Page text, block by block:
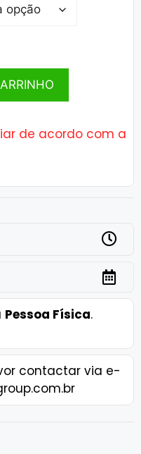
de acordo com a
Pessoa Física.
contactar via e-